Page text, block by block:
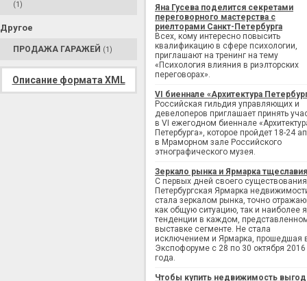
(1)
Другое
ПРОДАЖА ГАРАЖЕЙ (1)
Описание формата XML
Яна Гусева поделится секретами
переговорного мастерства с
риелторами Санкт-Петербурга
Всех, кому интересно повысить
квалификацию в сфере психологии,
приглашают на тренинг на тему
«Психология влияния в риэлторских
переговорах».
VI биеннале «Архитектура
Российская гильдия управляющих и
девелоперов приглашает принять
в VI ежегодном биеннале
Петербурга», которое пройдет 18-24
в Мраморном зале Российского
этнографического музея.
Зеркало рынка и Ярмарка тщеславия
С первых дней своего существования
Петербургская Ярмарка
стала зеркалом рынка, точно
как общую ситуацию, так и наиболее
тенденции в каждом,
выставке сегменте. Не стала
исключением и Ярмарка, прошедшая
Экспофоруме с 28 по 30 октября 2016
года.
Чтобы купить недвижимость